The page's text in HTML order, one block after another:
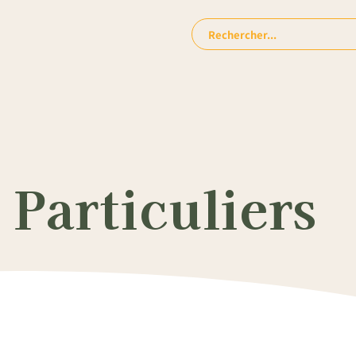
Rechercher:
Particuliers